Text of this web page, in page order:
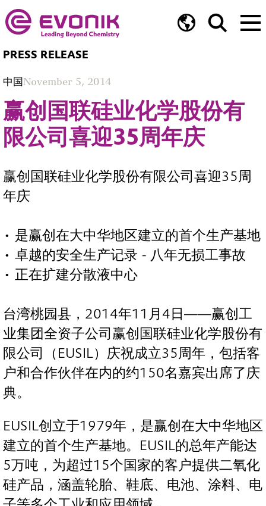
PRESS RELEASE
中国November 5, 2014
赢创国联硅业化学股份有
限公司喜迎35周年庆
赢创国联硅业化学股份有限公司喜迎35周
年庆
• 是赢创在大中华地区建立的首个生产基地
• 卓越的安全生产记录 - 八年无损工事故
• 正在扩建分散液中心
台湾桃园县，2014年11月4日——赢创工
业集团全资子公司赢创国联硅业化学股份有
限公司（EUSIL）庆祝成立35周年，包括客
户和合作伙伴在内的约150名嘉宾出席了庆
典。
EUSIL创立于1979年，是赢创在大中华地区
建立的首个生产基地。EUSIL的总年产能达
5万吨，为超过15个国家的客户提供二氧化
硅产品，涵盖轮胎、鞋底、电池、涂料、电